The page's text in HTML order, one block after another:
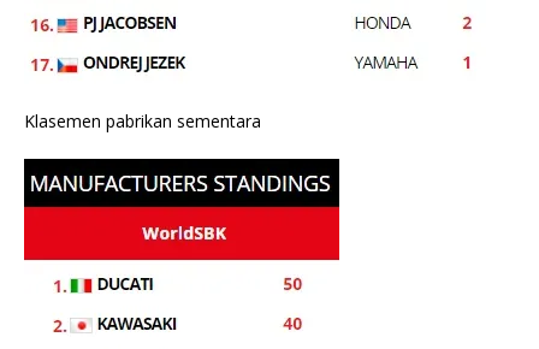
Klasemen pabrikan sementara